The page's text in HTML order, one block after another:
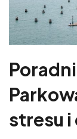
stresu